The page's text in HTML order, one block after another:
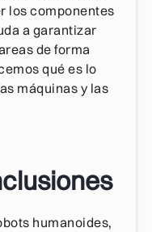
los componentes
a garantizar
de forma
qué es lo
máquinas y las
humanoides,